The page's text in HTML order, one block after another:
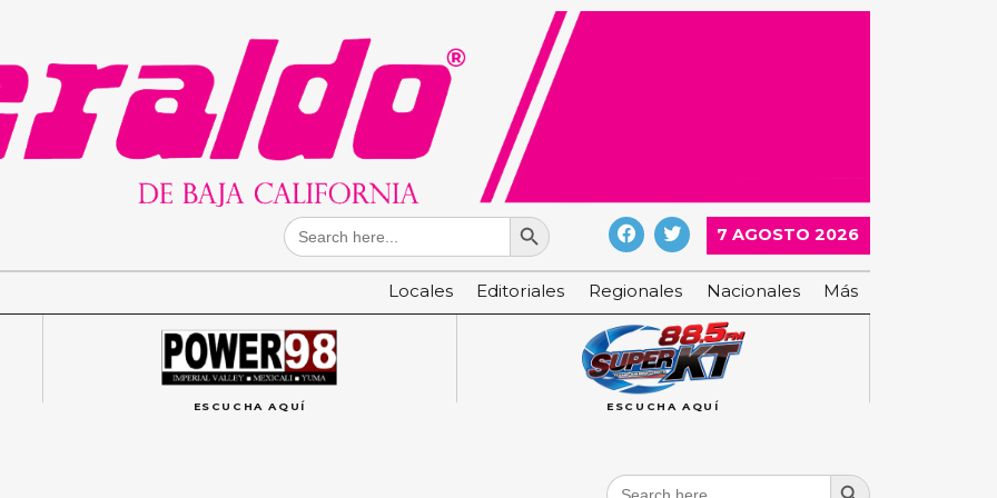
Search
for:
Search Button
7 AGOSTO 2026
Locales Editoriales Regionales Nacionales Más
ESCUCHA AQUÍ ESCUCHA AQUÍ
Search
Search Button